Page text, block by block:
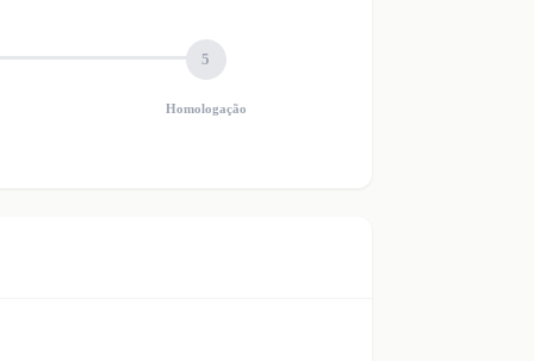
5
Homologação